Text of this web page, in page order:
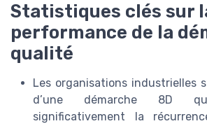
Statistiques clés sur
performance de la
qualité
Les organisations industrielles
d’une démarche 8D
significativement la